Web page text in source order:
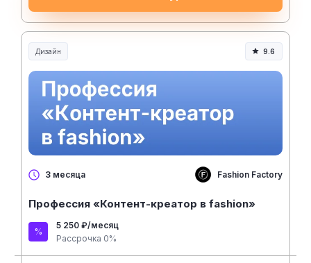
Дизайн 9.6
3 месяца Fashion Factory
Профессия «Контент-креатор в fashion»
5 250 ₽/месяц
Рассрочка 0%